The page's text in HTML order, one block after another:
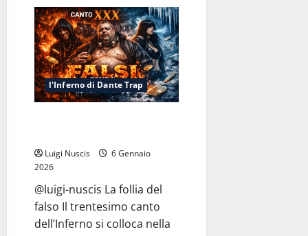
Inferno
Canto
XXXI:
Meno
che
Notte
l'Inferno di Dante Trap
Luigi Nuscis
6 Gennaio
2026
@luigi-nuscis La follia del
falso Il trentesimo canto
dell’Inferno si colloca nella